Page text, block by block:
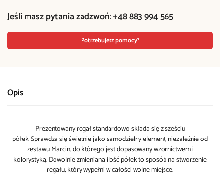
Jeśli masz pytania zadzwoń:+48 883 994 565
Potrzebujesz pomocy?
Opis
Prezentowany regał standardowo składa się z sześciu
półek. Sprawdza się świetnie jako samodzielny element, niezależnie od
zestawu Marcin, do którego jest dopasowany wzornictwem i
kolorystyką. Dowolnie zmieniana ilość półek to sposób na stworzenie
regału, który wypełni w całości wolne miejsce.